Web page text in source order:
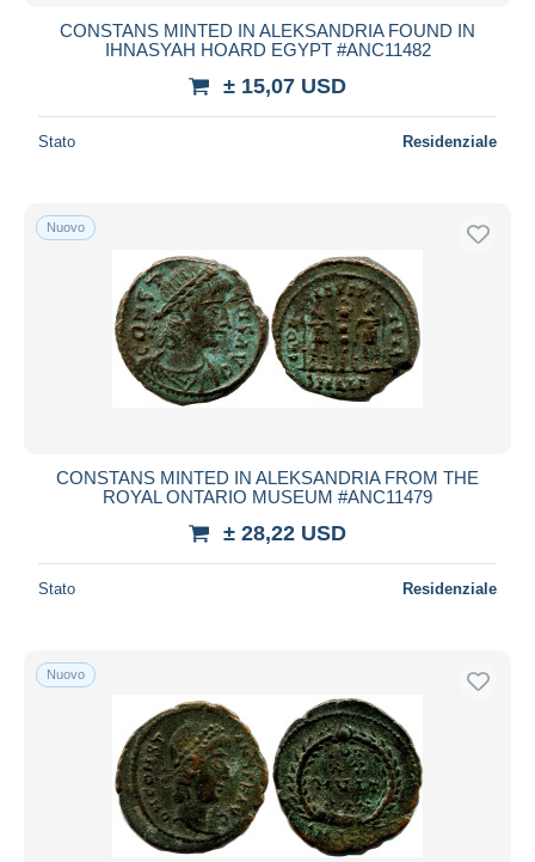
CONSTANS MINTED IN ALEKSANDRIA FOUND IN
IHNASYAH HOARD EGYPT #ANC11482
± 15,07 USD
Stato Residenziale
Nuovo
CONSTANS MINTED IN ALEKSANDRIA FROM THE
ROYAL ONTARIO MUSEUM #ANC11479
± 28,22 USD
Stato Residenziale
Nuovo